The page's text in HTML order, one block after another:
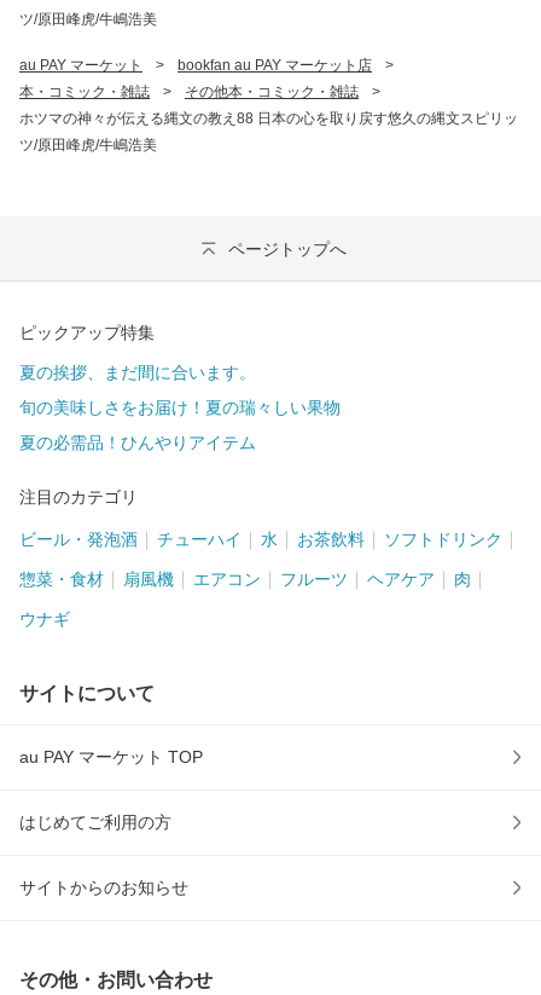
ツ/原田峰虎/牛嶋浩美
au PAY マーケット > bookfan au PAY マーケット店
>
本・コミック・雑誌
> その他本・コミック・雑誌
>
ホツマの神々が伝える縄文の教え88 日本の心を取り戻す悠久の縄文スピリッ
ツ/原田峰虎/牛嶋浩美
ページトップへ
ピックアップ特集
夏の挨拶、まだ間に合います。
旬の美味しさをお届け！夏の瑞々しい果物
夏の必需品！ひんやりアイテム
注目のカテゴリ
ビール・発泡酒 チューハイ 水 お茶飲料 ソフトドリンク
惣菜・食材 扇風機 エアコン フルーツ ヘアケア 肉
ウナギ
サイトについて
au PAY マーケット TOP
はじめてご利用の方
サイトからのお知らせ
その他・お問い合わせ